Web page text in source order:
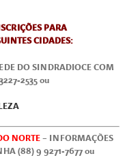
PARA
CIDADES:
DO SINDRADIOCE COM
2535 ou
NORTE – INFORMAÇÕES
(88) 9 9271-7677 ou